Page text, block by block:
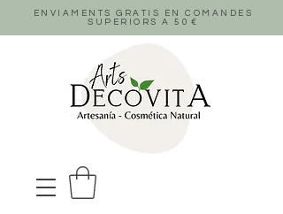
ENVIAMENTS GRATIS EN COMANDES
SUPERIORS A 50 €